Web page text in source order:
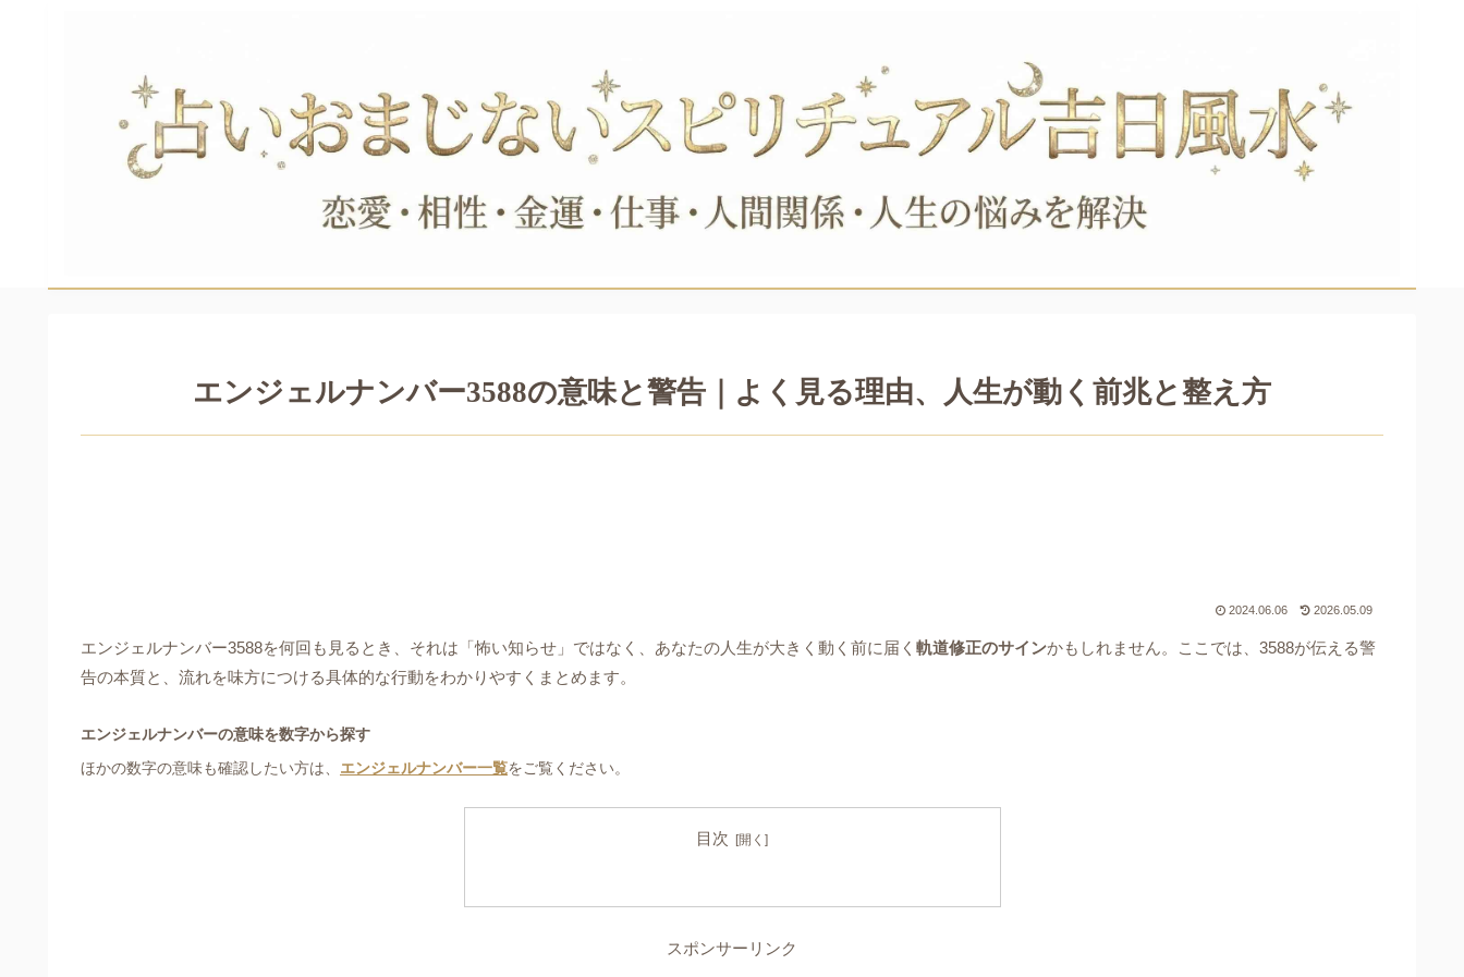
エンジェルナンバー3588の意味と警告｜よく見る理由、人生が動く前兆と整え方
2024.06.06 2026.05.09
エンジェルナンバー3588を何回も見るとき、それは「怖い知らせ」ではなく、あなたの人生が大きく動く前に届く 軌道修正のサインかもしれません。ここでは、3588が伝える警
告の本質と、流れを味方につける具体的な行動をわかりやすくまとめます。
エンジェルナンバーの意味を数字から探す
ほかの数字の意味も確認したい方は、 エンジェルナンバー一覧をご覧ください。
目次
スポンサーリンク